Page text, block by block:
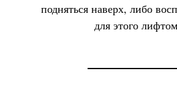
подняться наверх, либо
для этого